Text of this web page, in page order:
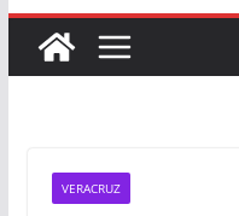
VERACRUZ